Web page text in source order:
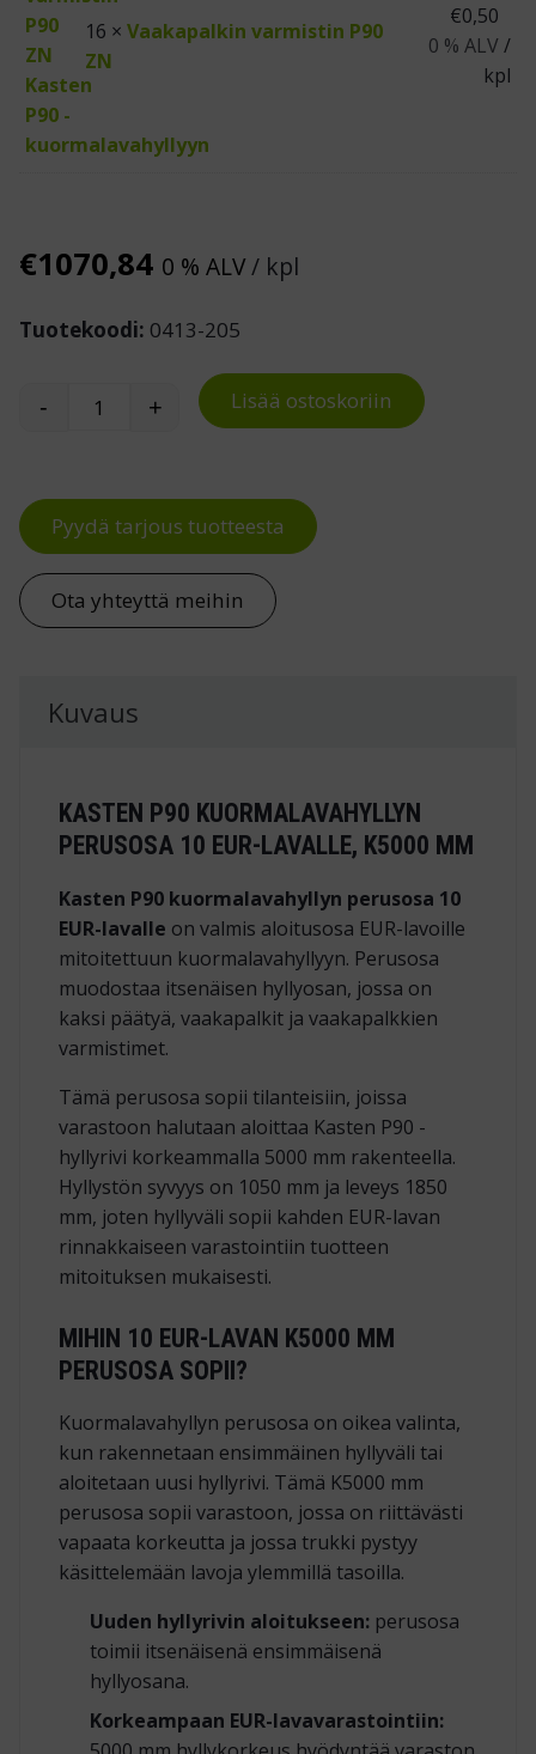
16 × Vaakapalkin varmistin P90
ZN
€0,50
0 % ALV /
kpl
€1070,84 0 % ALV/ kpl
Tuotekoodi: 0413-205
Kuormalavahyllyn perusosa 10 EUR-lavalle,
- + Lisää ostoskoriin
Pyydä tarjous tuotteesta
Ota yhteyttä meihin
Kuvaus
KASTEN P90 KUORMALAVAHYLLYN
PERUSOSA 10 EUR-LAVALLE, K5000 MM
Kasten P90 kuormalavahyllyn perusosa 10
EUR-lavalle on valmis aloitusosa EUR-lavoille
mitoitettuun kuormalavahyllyyn. Perusosa
muodostaa itsenäisen hyllyosan, jossa on
kaksi päätyä, vaakapalkit ja vaakapalkkien
varmistimet.
Tämä perusosa sopii tilanteisiin, joissa
varastoon halutaan aloittaa Kasten P90 -
hyllyrivi korkeammalla 5000 mm rakenteella.
Hyllystön syvyys on 1050 mm ja leveys 1850
mm, joten hyllyväli sopii kahden EUR-lavan
rinnakkaiseen varastointiin tuotteen
mitoituksen mukaisesti.
MIHIN 10 EUR-LAVAN K5000 MM
PERUSOSA SOPII?
Kuormalavahyllyn perusosa on oikea valinta,
kun rakennetaan ensimmäinen hyllyväli tai
aloitetaan uusi hyllyrivi. Tämä K5000 mm
perusosa sopii varastoon, jossa on riittävästi
vapaata korkeutta ja jossa trukki pystyy
käsittelemään lavoja ylemmillä tasoilla.
Uuden hyllyrivin aloitukseen:perusosa
toimii itsenäisenä ensimmäisenä
hyllyosana.
Korkeampaan EUR-lavavarastointiin: